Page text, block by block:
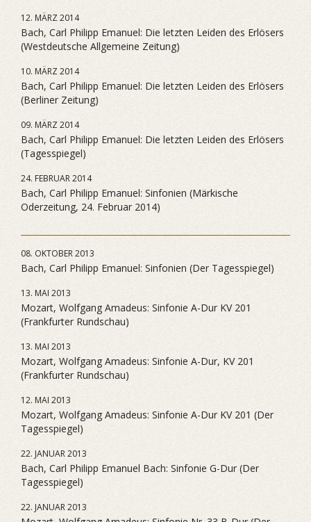
12. MÄRZ 2014
Bach, Carl Philipp Emanuel: Die letzten Leiden des Erlösers
(Westdeutsche Allgemeine Zeitung)
10. MÄRZ 2014
Bach, Carl Philipp Emanuel: Die letzten Leiden des Erlösers
(Berliner Zeitung)
09. MÄRZ 2014
Bach, Carl Philipp Emanuel: Die letzten Leiden des Erlösers
(Tagesspiegel)
24. FEBRUAR 2014
Bach, Carl Philipp Emanuel: Sinfonien (Märkische
Oderzeitung, 24. Februar 2014)
08. OKTOBER 2013
Bach, Carl Philipp Emanuel: Sinfonien (Der Tagesspiegel)
13. MAI 2013
Mozart, Wolfgang Amadeus: Sinfonie A-Dur KV 201
(Frankfurter Rundschau)
13. MAI 2013
Mozart, Wolfgang Amadeus: Sinfonie A-Dur, KV 201
(Frankfurter Rundschau)
12. MAI 2013
Mozart, Wolfgang Amadeus: Sinfonie A-Dur KV 201 (Der
Tagesspiegel)
22. JANUAR 2013
Bach, Carl Philipp Emanuel Bach: Sinfonie G-Dur (Der
Tagesspiegel)
22. JANUAR 2013